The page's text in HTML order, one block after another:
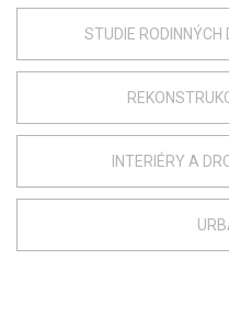
STUDIE RODINNÝCH
INTERIÉRY A